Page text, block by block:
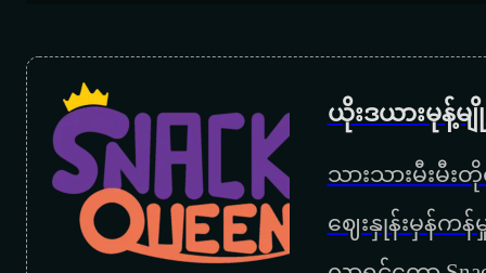
ရင်ကိုအေးမြရစေသား
ခေတ္တပြန်ခွင့်ပြုပါ
ဥယျာဥ်မှူးပန်းမခူးရ
ကျောင်းပိတ်ရက်မျှော်သူသို့
ယိုးဒယားမုန့်
သားသားမီးမီး
ဈေးနှုန်းမှန်က